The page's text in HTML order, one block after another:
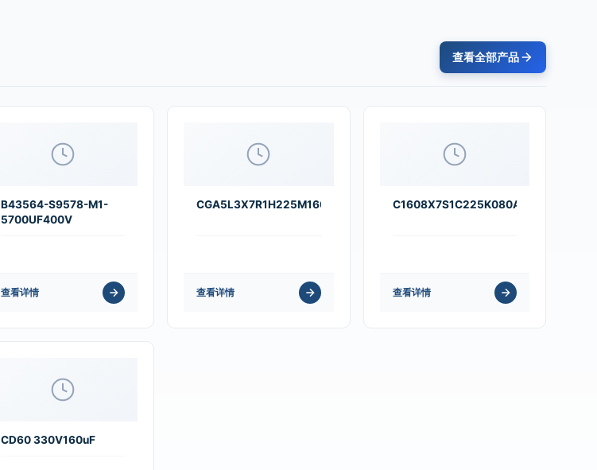
查看全部产品
B43564-S9578-M1-
5700UF400V
查看详情
CGA5L3X7R1H225M160AB
查看详情
C1608X7S1C225K080AC
查看详情
CD60 330V160uF